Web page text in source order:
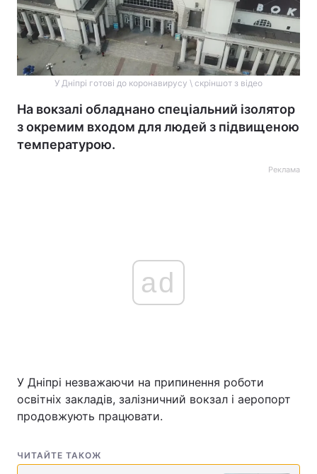
У Дніпрі готові до коронавирусу \ скріншот з відео
На вокзалі обладнано спеціальний ізолятор
з окремим входом для людей з підвищеною
температурою.
Реклама
ad
У Дніпрі незважаючи на припинення роботи
освітніх закладів, залізничний вокзал і аеропорт
продовжують працювати.
ЧИТАЙТЕ ТАКОЖ